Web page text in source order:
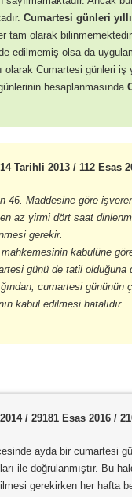
Cumartesi günleri
tam olarak
edilmemiş olsa da
olarak Cumartesi günleri iş
hesaplanmasında
Tarihli 2013 / 112 Esas
46. Maddesine göre
az yirmi dört saat
gerekir.
kabulüne
günü de tatil olduğuna
cumartesi gününün
kabul edilmesi hatalıdır.
/ 29181 Esas 2016 /
ayda bir cumartesi
ile doğrulanmıştır. Bu
gerekirken her hafta